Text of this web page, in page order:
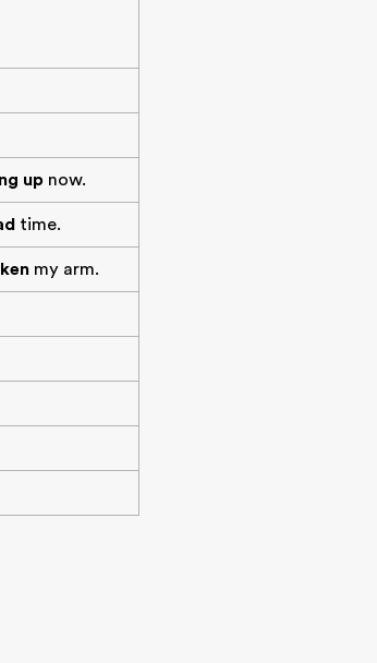
up now.
time.
my arm.